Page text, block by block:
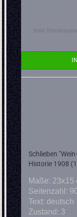
Kein
Schlieben
Historie 1908
Maße: 23x15
Seitenzahl:
Text: deutsch
Zustand: 3